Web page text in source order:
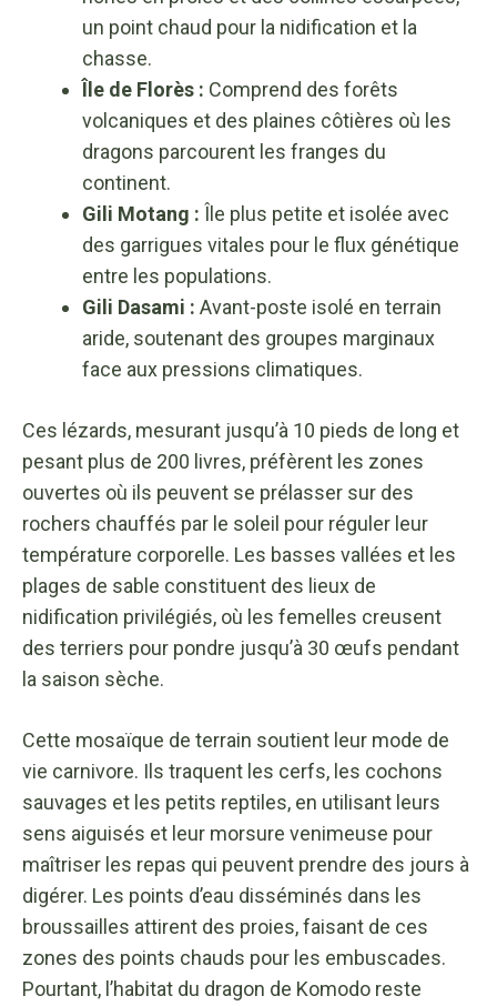
un point chaud pour la nidification et la
chasse.
Île de Florès : Comprend des forêts
volcaniques et des plaines côtières où les
dragons parcourent les franges du
continent.
Gili Motang : Île plus petite et isolée avec
des garrigues vitales pour le flux génétique
entre les populations.
Gili Dasami : Avant-poste isolé en terrain
aride, soutenant des groupes marginaux
face aux pressions climatiques.
Ces lézards, mesurant jusqu’à 10 pieds de long et
pesant plus de 200 livres, préfèrent les zones
ouvertes où ils peuvent se prélasser sur des
rochers chauffés par le soleil pour réguler leur
température corporelle. Les basses vallées et les
plages de sable constituent des lieux de
nidification privilégiés, où les femelles creusent
des terriers pour pondre jusqu’à 30 œufs pendant
la saison sèche.
Cette mosaïque de terrain soutient leur mode de
vie carnivore. Ils traquent les cerfs, les cochons
sauvages et les petits reptiles, en utilisant leurs
sens aiguisés et leur morsure venimeuse pour
maîtriser les repas qui peuvent prendre des jours à
digérer. Les points d’eau disséminés dans les
broussailles attirent des proies, faisant de ces
zones des points chauds pour les embuscades.
Pourtant, l’habitat du dragon de Komodo reste